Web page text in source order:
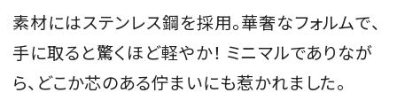
素材にはステンレス鋼を採用。華奢なフォルムで、
手に取ると驚くほど軽やか！ ミニマルでありなが
ら、どこか芯のある佇まいにも惹かれました。